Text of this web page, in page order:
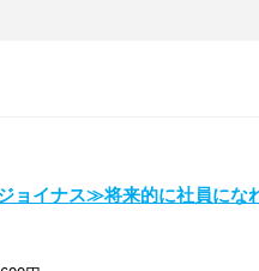
ョイナス≫将来的に社員にな